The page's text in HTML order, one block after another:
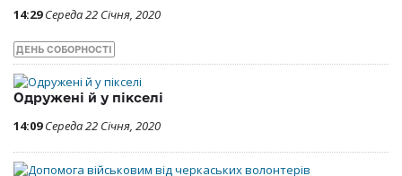
14:29 Середа 22 Січня, 2020
ДЕНЬ СОБОРНОСТІ
Одружені й у пікселі
14:09 Середа 22 Січня, 2020